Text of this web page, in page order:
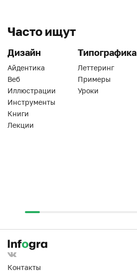
Часто ищут
Дизайн
Айдентика
Веб
Иллюстрации
Инструменты
Книги
Лекции
Типографика
Леттеринг
Примеры
Уроки
Контакты